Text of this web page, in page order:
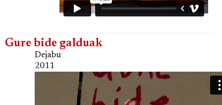
Gure bide galduak
Dejabu
2011